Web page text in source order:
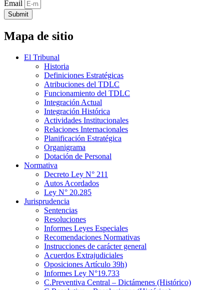
Email
Submit
Mapa de sitio
El Tribunal
Historia
Definiciones Estratégicas
Atribuciones del TDLC
Funcionamiento del TDLC
Integración Actual
Integración Histórica
Actividades Institucionales
Relaciones Internacionales
Planificación Estratégica
Organigrama
Dotación de Personal
Normativa
Decreto Ley N° 211
Autos Acordados
Ley N° 20.285
Jurisprudencia
Sentencias
Resoluciones
Informes Leyes Especiales
Recomendaciones Normativas
Instrucciones de carácter general
Acuerdos Extrajudiciales
Oposiciones Artículo 39h)
Informes Ley N°19.733
C.Preventiva Central – Dictámenes (Histórico)